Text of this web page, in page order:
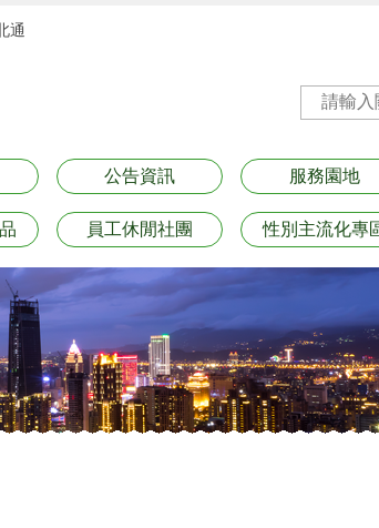
通
公告資訊 服務園地
員工休閒社團 性別主流化專